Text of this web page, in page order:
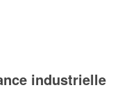
industrielle